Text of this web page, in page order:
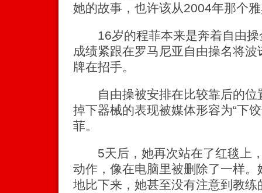
她的故事，也许该从2004年那个
16岁的程菲本来是奔着自由操
成绩紧跟在罗马尼亚自由操名将
牌在招手。
自由操被安排在比较靠后的位
掉下器械的表现被媒体形容为“下
菲。
5天后，她再次站在了红毯上，
动作，像在电脑里被删除了一样
地比下来，她甚至没有注意到教